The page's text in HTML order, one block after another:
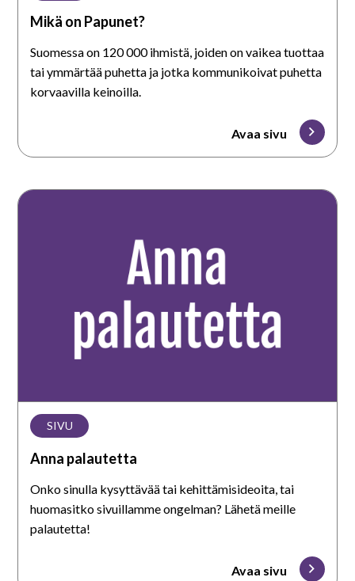
Mikä on Papunet?
Suomessa on 120 000 ihmistä, joiden on vaikea tuottaa
tai ymmärtää puhetta ja jotka kommunikoivat puhetta
korvaavilla keinoilla.
Avaa sivu
SIVU
Anna palautetta
Onko sinulla kysyttävää tai kehittämisideoita, tai
huomasitko sivuillamme ongelman? Lähetä meille
palautetta!
Avaa sivu